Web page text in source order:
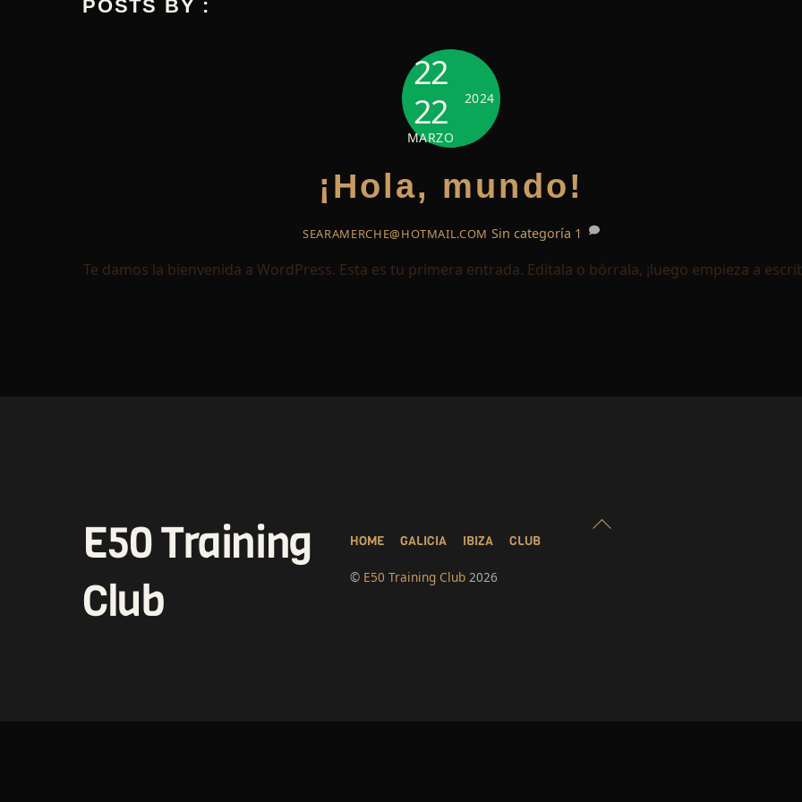
POSTS BY :
22
22
MARZO
2024
¡Hola, mundo!
SEARAMERCHE@HOTMAIL.COM Sin categoría 1
Te damos la bienvenida a WordPress. Esta es tu primera entrada. Edítala o bórrala, ¡luego empieza a
Back
E50 Training
Club
HOME GALICIA IBIZA CLUB
© E50 Training Club 2026